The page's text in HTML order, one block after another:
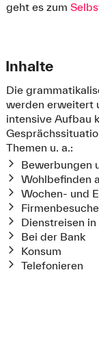
geht es zum
Inhalte
Die
werden erweitert
intensive Aufbau
Themen u. a.:
Bewerbungen
Wohlbefinden
Wochen- und
Dienstreisen
Bei der Bank
Konsum
Telefonieren